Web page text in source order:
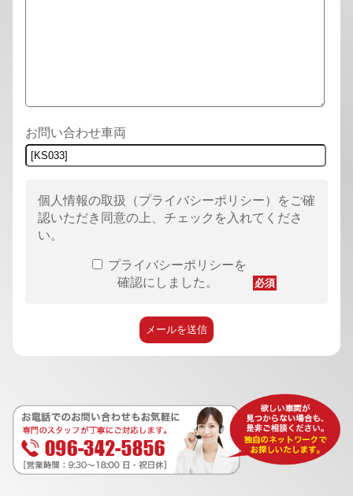
お問い合わせ車両
個人情報の取扱（プライバシーポリシー）
をご確
認いただき同意の上、チェックを入れてくださ
い。
プライバシーポリシーを
確認にしました。
必須